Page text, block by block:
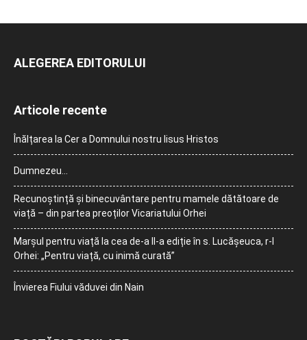
ALEGEREA EDITORULUI
Articole recente
Înălțarea la Cer a Domnului nostru Iisus Hristos
Dumnezeu…
Recunoștință și binecuvântare pentru mamele dătătoare de
viață – din partea preoților Vicariatului Orhei
Marșul pentru viață la cea de-a II-a ediție în s. Lucășeuca, r-l
Orhei: „Pentru viață, cu inimă curată”
Învierea Fiului văduvei din Nain